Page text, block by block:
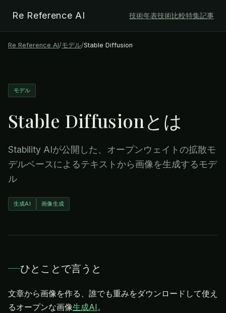
Re Reference AI 技術年表技術比較特集記事
Re Reference AI/モデル/Stable Diffusion
モデル
Stable Diffusionとは
Stability AIが公開した、オープンウェイトの拡散モ
デルベースによるテキストから画像を生成するモデ
ル
生成AI 画像生成
ひとことで言うと
文章から画像を作る、誰でも重みをダウンロードして使え
るオープンな画像生成AI。